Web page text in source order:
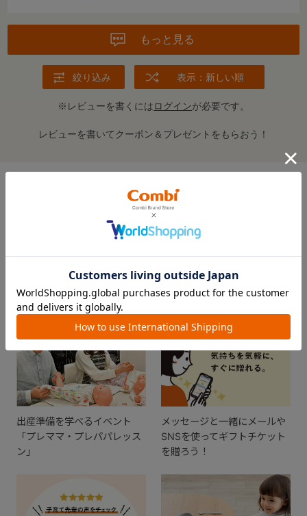
ます。
もっと見る
絞り込み 表示：新しい順
※レビューを書くにはログインが必要です。
レビューを書いてクーポン＆プレゼントをもらおう！
FEATURE
おすすめ特集
出産準備を学べるイベント
「プレママ・プレパパレッス
ン」
メッセージと一緒にメールや
SNSを使ってギフトチケット
を贈ろう！